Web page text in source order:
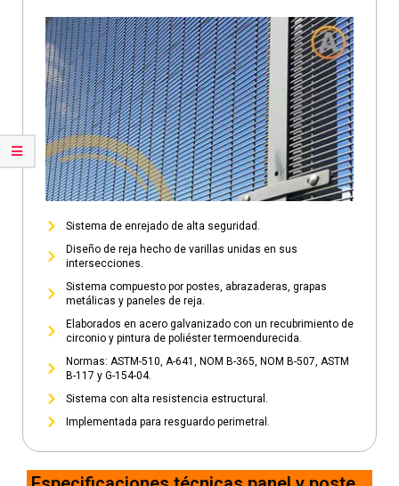
Sistema de enrejado de alta seguridad.
Diseño de reja hecho de varillas unidas en sus
intersecciones.
Sistema compuesto por postes, abrazaderas, grapas
metálicas y paneles de reja.
Elaborados en acero galvanizado con un recubrimiento de
circonio y pintura de poliéster termoendurecida.
Normas: ASTM-510, A-641, NOM B-365, NOM B-507, ASTM
B-117 y G-154-04.
Sistema con alta resistencia estructural.
Implementada para resguardo perimetral.